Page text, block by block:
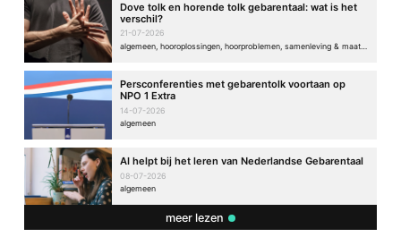
Dove tolk en horende tolk gebarentaal: wat is het
verschil?
21-07-2026
Persconferenties met gebarentolk voortaan op
NPO 1 Extra
14-07-2026
algemeen
AI helpt bij het leren van Nederlandse Gebarentaal
08-07-2026
algemeen
meer lezen